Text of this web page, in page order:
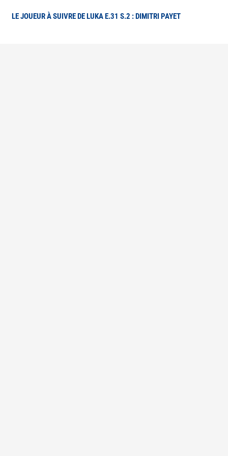
LE JOUEUR À SUIVRE DE LUKA E.31 S.2 : DIMITRI PAYET